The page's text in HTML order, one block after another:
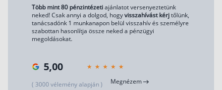
Több mint 80 pénzintézetiajánlatot versenyeztetünk
neked! Csak annyi a dolgod, hogyvisszahívást kérjtőlünk,
tanácsadónk 1 munkanapon belül visszahív és személyre
szabottan hasonlítja össze neked a pénzügyi
megoldásokat.
5,00
( 3000 vélemény alapján ) Megnézem